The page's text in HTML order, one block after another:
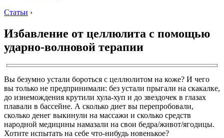
Статьи ›
Избавление от целлюлита с помощью
ударно-волновой терапии
Вы безумно устали бороться с целлюлитом на коже? И чего
вы только не предпринимали: без устали прыгали на скакалке,
до изнемождения крутили хула-хуп и до звездочек в глазах
плавали в бассейне. А сколько диет вы перепробовали,
сколько денег выкинули на массажи и сколько средств
народной медицины намазали на свои бедра/живот/ягодицы.
Хотите испытать на себе что-нибудь новенькое?